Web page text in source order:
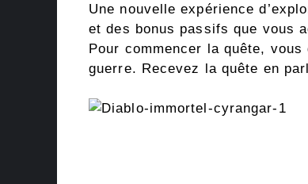
Une nouvelle expérience
et des bonus passifs que vous
Pour commencer la quête,
guerre. Recevez la quête en